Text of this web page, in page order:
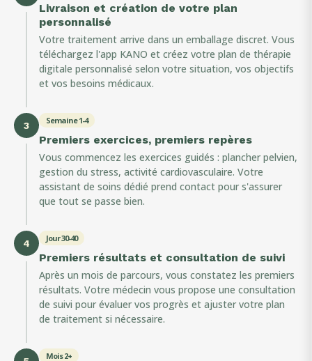
Livraison et création de votre plan
personnalisé
Votre traitement arrive dans un emballage discret. Vous
téléchargez l'app KANO et créez votre plan de thérapie
digitale personnalisé selon votre situation, vos objectifs
et vos besoins médicaux.
3 Semaine 1-4
Premiers exercices, premiers repères
Vous commencez les exercices guidés : plancher pelvien,
gestion du stress, activité cardiovasculaire. Votre
assistant de soins dédié prend contact pour s'assurer
que tout se passe bien.
4 Jour 30-40
Premiers résultats et consultation de suivi
Après un mois de parcours, vous constatez les premiers
résultats. Votre médecin vous propose une consultation
de suivi pour évaluer vos progrès et ajuster votre plan
de traitement si nécessaire.
Mois 2+